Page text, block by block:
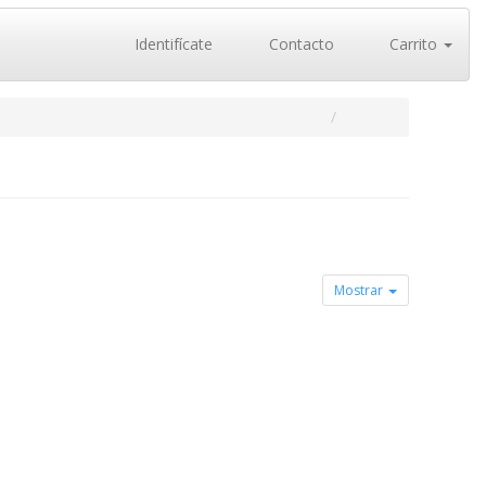
Identifícate Contacto Carrito
Mostrar